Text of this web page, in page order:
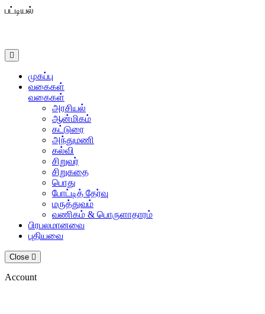
பட்டியல்
முகப்பு
வகைகள்
வகைகள்
அரசியல்
ஆன்மிகம்
கட்டுரை
அந்துமணி
கல்வி
சிறுவர்
சிறுகதை
பொது
போட்டித் தேர்வு
மருத்துவம்
வணிகம் & பொருளாதாரம்
பிரபலமானவை
புதியவை
Close
Account